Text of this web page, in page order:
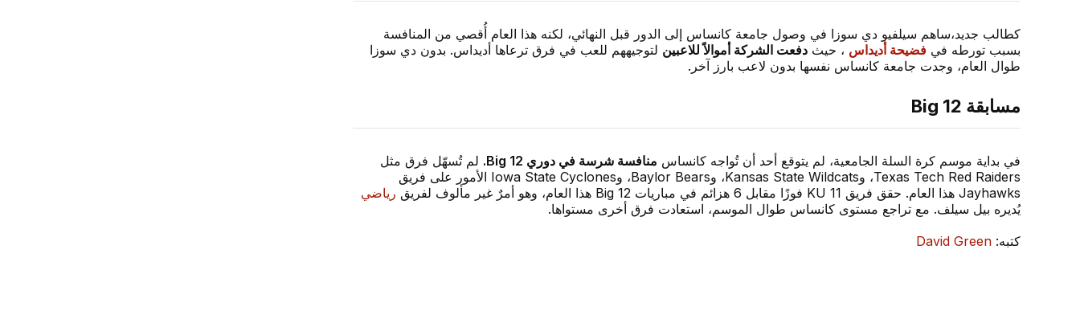
كطالب جديد،ساهم سيلفيو دي سوزا في وصول جامعة كانساس إلى الدور قبل النهائي، لكنه هذا العام أُقصي من المنافسة
بسبب تورطه فيفضيحة أديداس ، حيثدفعت الشركة أموالاً للاعبين لتوجيههم للعب في فرق ترعاها أديداس. بدون دي سوزا
طوال العام، وجدت جامعة كانساس نفسها بدون لاعب بارز آخر.
مسابقة Big 12
في بداية موسم كرة السلة الجامعية، لم يتوقع أحد أن تُواجه كانساس منافسة شرسة في دوري Big 12.
لم تُسهّل فرق مثل
Texas Tech Red Raiders، وKansas State Wildcats، وBaylor Bears، وIowa State Cyclones الأمور على فريق
Jayhawks هذا العام. حقق فريق KU 11 فوزًا مقابل 6 هزائم في مباريات Big 12 هذا العام، وهو أمرٌ غير مألوف لفريق
رياضي
يُديره بيل سيلف. مع تراجع مستوى كانساس طوال الموسم، استعادت فرق أخرى مستواها.
كتبه:David Green